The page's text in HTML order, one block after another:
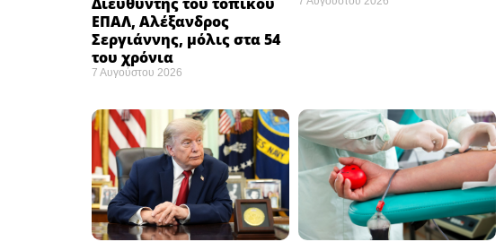
Διευθυντής του τοπικού
ΕΠΑΛ, Αλέξανδρος
Σεργιάννης, μόλις στα 54
του χρόνια
7 Αυγούστου 2026